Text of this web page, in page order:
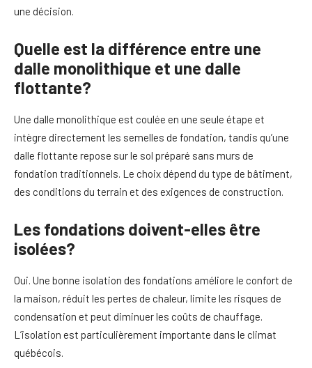
une décision.
Quelle est la différence entre une
dalle monolithique et une dalle
flottante?
Une dalle monolithique est coulée en une seule étape et
intègre directement les semelles de fondation, tandis qu’une
dalle flottante repose sur le sol préparé sans murs de
fondation traditionnels. Le choix dépend du type de bâtiment,
des conditions du terrain et des exigences de construction.
Les fondations doivent-elles être
isolées?
Oui. Une bonne isolation des fondations améliore le confort de
la maison, réduit les pertes de chaleur, limite les risques de
condensation et peut diminuer les coûts de chauffage.
L’isolation est particulièrement importante dans le climat
québécois.